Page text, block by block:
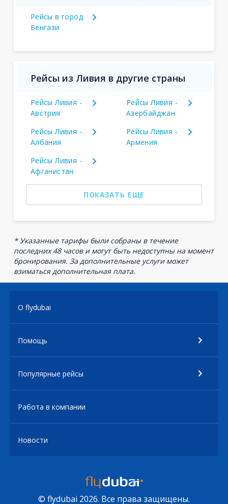
Рейсы в город
Бенгази
Рейсы из Ливия в другие страны
Рейсы Ливия -
Австрия
Рейсы Ливия -
Азербайджан
Рейсы Ливия -
Албания
Рейсы Ливия -
Армения
Рейсы Ливия -
Афганистан
ПОКАЗАТЬ ЕЩЕ
* Указанные тарифы были собраны в течение
последних 48 часов и могут быть недоступны на момент
бронирования. За дополнительные услуги может
взиматься дополнительная плата.
О flydubai
Помощь
Популярные рейсы
Работа в компании
Новости
© flydubai 2026. Все права защищены.